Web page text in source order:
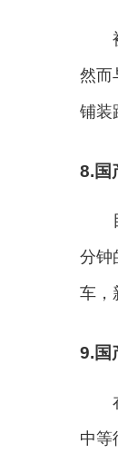
然而
铺装
8.国
分钟
车，
9.国
中等